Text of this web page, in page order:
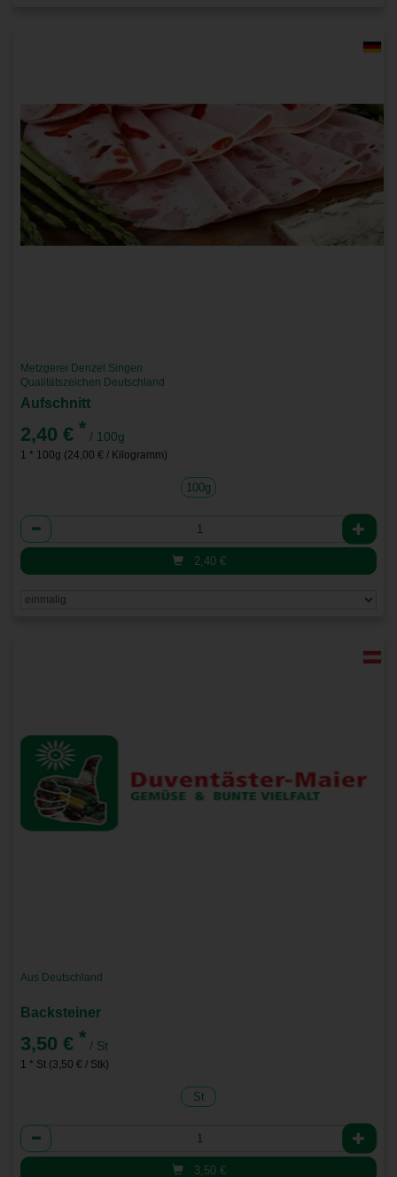
Metzgerei Denzel Singen
Qualitätszeichen Deutschland
Aufschnitt
2,40 € * / 100g
1 * 100g (24,00 € / Kilogramm)
100g
Anzahl
2,40 €
Aus Deutschland
Backsteiner
3,50 € * / St
1 * St (3,50 € / Stk)
St
Anzahl
3,50 €